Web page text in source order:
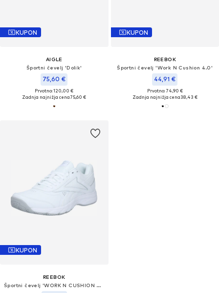
KUPON
AIGLE
Športni čevelj 'Dolik'
75,60 €
Prvotno: 120,00 €
Zadnja najnižja cena75,60 €
KUPON
REEBOK
Športni čevelj 'Work N Cushion 4.0'
44,91 €
Prvotno: 74,90 €
Zadnja najnižja cena38,43 €
KUPON
REEBOK
Športni čevelj 'WORK N CUSHION 4.0'